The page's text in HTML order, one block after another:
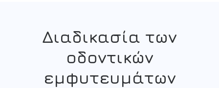
Διαδικασία των
οδοντικών
εμφυτευμάτων